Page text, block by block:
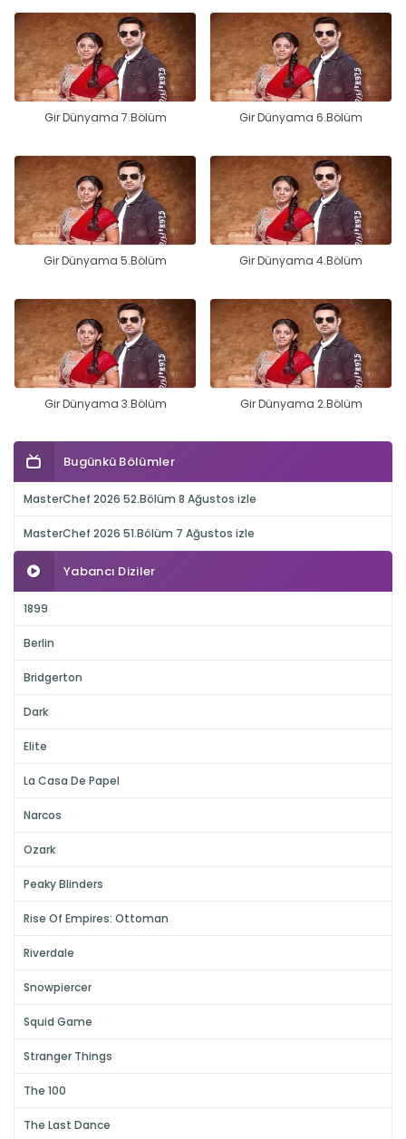
Gir Dünyama 7.Bölüm Gir Dünyama 6.Bölüm
Gir Dünyama 5.Bölüm Gir Dünyama 4.Bölüm
Gir Dünyama 3.Bölüm Gir Dünyama 2.Bölüm
Bugünkü Bölümler
MasterChef 2026 52.Bölüm 8 Ağustos izle
MasterChef 2026 51.Bölüm 7 Ağustos izle
Yabancı Diziler
1899
Berlin
Bridgerton
Dark
Elite
La Casa De Papel
Narcos
Ozark
Peaky Blinders
Rise Of Empires: Ottoman
Riverdale
Snowpiercer
Squid Game
Stranger Things
The 100
The Last Dance